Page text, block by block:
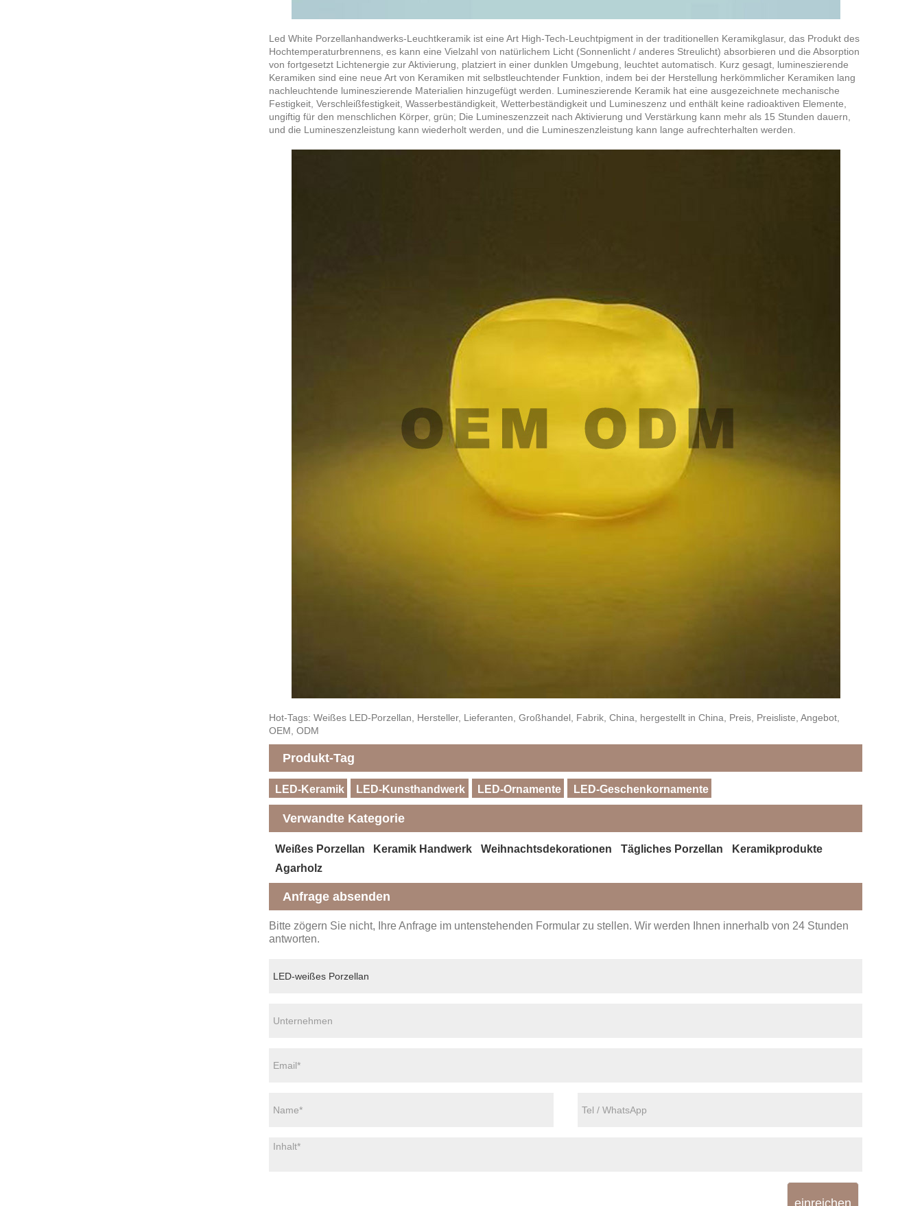
Led White Porzellanhandwerks-Leuchtkeramik ist eine Art High-Tech-Leuchtpigment in der traditionellen Keramikglasur, das Produkt des
Hochtemperaturbrennens, es kann eine Vielzahl von natürlichem Licht (Sonnenlicht / anderes Streulicht) absorbieren und die Absorption
von fortgesetzt Lichtenergie zur Aktivierung, platziert in einer dunklen Umgebung, leuchtet automatisch. Kurz gesagt, lumineszierende
Keramiken sind eine neue Art von Keramiken mit selbstleuchtender Funktion, indem bei der Herstellung herkömmlicher Keramiken lang
nachleuchtende lumineszierende Materialien hinzugefügt werden. Lumineszierende Keramik hat eine ausgezeichnete mechanische
Festigkeit, Verschleißfestigkeit, Wasserbeständigkeit, Wetterbeständigkeit und Lumineszenz und enthält keine radioaktiven Elemente,
ungiftig für den menschlichen Körper, grün; Die Lumineszenzzeit nach Aktivierung und Verstärkung kann mehr als 15 Stunden dauern,
und die Lumineszenzleistung kann wiederholt werden, und die Lumineszenzleistung kann lange aufrechterhalten werden.
Hot-Tags: Weißes LED-Porzellan, Hersteller, Lieferanten, Großhandel, Fabrik, China, hergestellt in China, Preis, Preisliste, Angebot,
OEM, ODM
Produkt-Tag
LED-Keramik LED-Kunsthandwerk LED-Ornamente LED-Geschenkornamente
Verwandte Kategorie
Weißes Porzellan Keramik Handwerk Weihnachtsdekorationen Tägliches Porzellan
Keramikprodukte
Agarholz
Anfrage absenden
Bitte zögern Sie nicht, Ihre Anfrage im untenstehenden Formular zu stellen. Wir werden Ihnen innerhalb von 24 Stunden
antworten.
einreichen